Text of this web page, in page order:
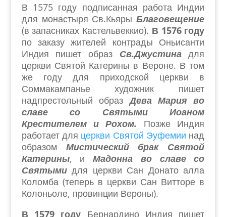
В 1575 году подписанная работа Индии
для монастыря Св.Кьяры Благовещение
(в запасниках Кастельвеккио). В 1576 году
по заказу жителей контрады Оньисанти
Индия пишет образ Св.Джустинадля
церкви Святой Катерины в Вероне. В том
же году для приходской церкви в
Соммакампанье художник пишет
надпрестольный образДева Мария во
славе со Святыми Иоаном
Крестителем и Рохом. Позже Индия
работает для церкви Святой Эуфемии над
образом Мистический брак Святой
Катерины, иМадонна во славе со
Святымидля церкви Сан Донато алла
Коломба (теперь в церкви Сан Витторе в
Колоньоле, провинции Вероны).
В 1579 году Бернардино Индия пишет